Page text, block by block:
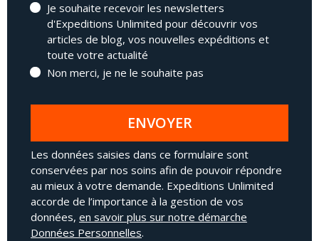
Je souhaite recevoir les newsletters
d'Expeditions Unlimited pour découvrir vos
articles de blog, vos nouvelles expéditions et
toute votre actualité
Non merci, je ne le souhaite pas
ENVOYER
Les données saisies dans ce formulaire sont
conservées par nos soins afin de pouvoir répondre
au mieux à votre demande. Expeditions Unlimited
accorde de l’importance à la gestion de vos
données, en savoir plus sur notre démarche
Données Personnelles.